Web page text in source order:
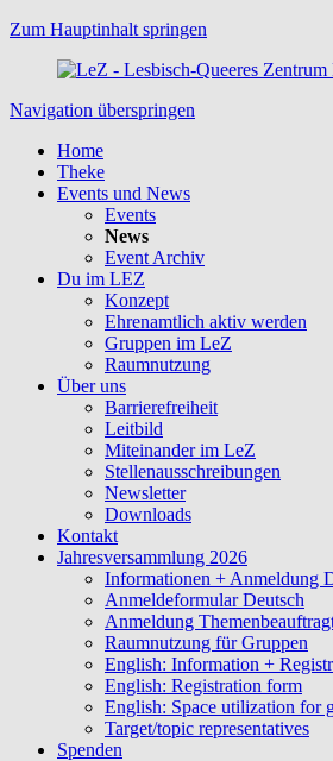
Zum Hauptinhalt springen
Navigation überspringen
Home
Theke
Events und News
Events
News
Event Archiv
Du im LEZ
Konzept
Ehrenamtlich aktiv werden
Gruppen im LeZ
Raumnutzung
Über uns
Barrierefreiheit
Leitbild
Miteinander im LeZ
Stellenausschreibungen
Newsletter
Downloads
Kontakt
Jahresversammlung 2026
Informationen + Anmeldung
Anmeldeformular Deutsch
Anmeldung
Raumnutzung für Gruppen
English: Information +
English: Registration form
English: Space utilization for
Target/topic representatives
Spenden